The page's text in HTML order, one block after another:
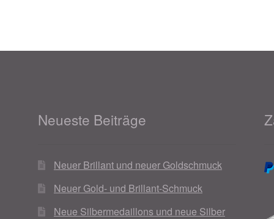
Neueste Beiträge
Neuer Brillant und neuer Goldschmuck
Neuer Gold- und Brillant-Schmuck
Neue Silbermedaillons und neue Silber